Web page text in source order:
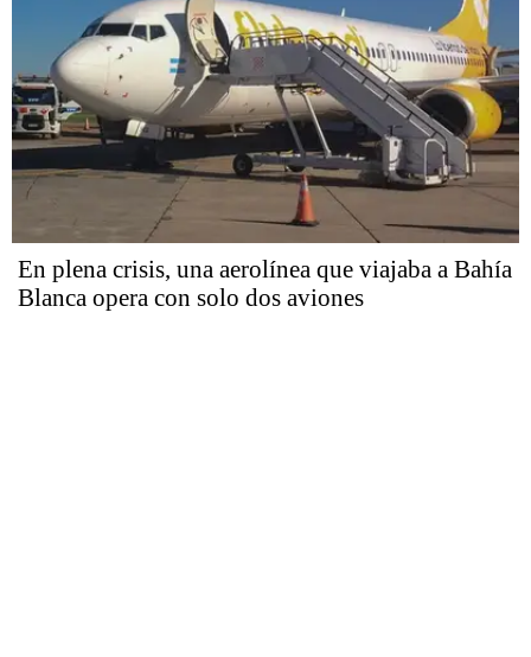
En plena crisis, una aerolínea que viajaba a Bahía
Blanca opera con solo dos aviones